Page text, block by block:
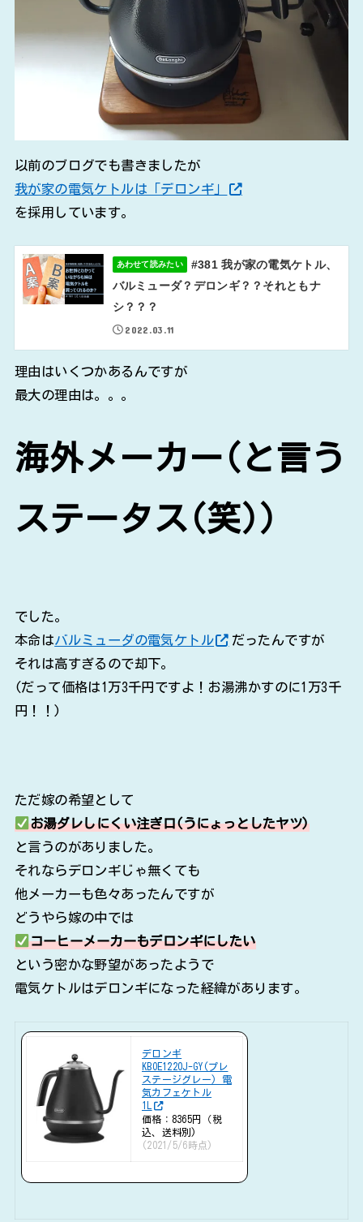
以前のブログでも書きましたが
我が家の電気ケトルは「デロンギ」
を採用しています。
あわせて読みたい
#381 我が家の電気ケトル、
バルミューダ？デロンギ？？それともナ
シ？？？
2022.03.11
理由はいくつかあるんですが
最大の理由は。。。
海外メーカー(と言う
ステータス(笑))
でした。
本命はバルミューダの電気ケトル
だったんですが
それは高すぎるので却下。
(だって価格は1万3千円ですよ！お湯沸かすのに1万3千
円！！)
ただ嫁の希望として
お湯ダレしにくい注ぎ口(うにょっとしたヤツ)
と言うのがありました。
それならデロンギじゃ無くても
他メーカーも色々あったんですが
どうやら嫁の中では
コーヒーメーカーもデロンギにしたい
という密かな野望があったようで
電気ケトルはデロンギになった経緯があります。
デロンギ
KBOE1220J-GY(プレ
ステージグレー) 電
気カフェケトル
1L
価格：8365円（税
込、送料別)
(2021/5/6時点)